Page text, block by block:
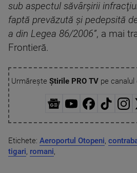
sub aspectul săvârşirii
faptă prevăzută şi pedepsită
a din Legea 86/2006”, a mai
Frontieră.
Urmărește Știrile PRO TVpe canalul
Etichete: Aeroportul Otopeni,
tigari, romani,